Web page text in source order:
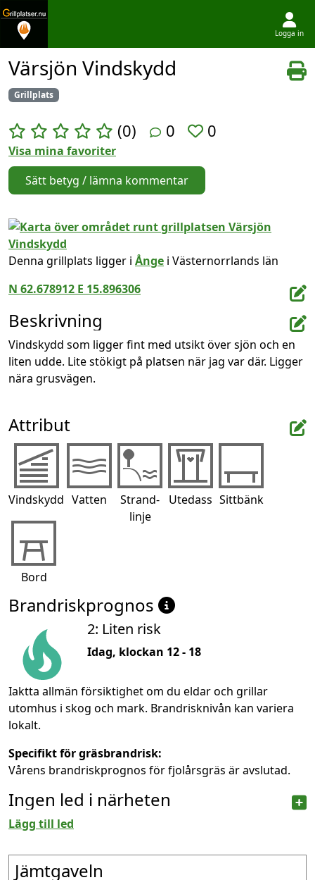
Logga in
Värsjön Vindskydd
Grillplats
(0) 0 0
Visa mina favoriter
Sätt betyg / lämna kommentar
Denna grillplats ligger i Ånge i Västernorrlands län
N 62.678912 E 15.896306
Beskrivning
Vindskydd som ligger fint med utsikt över sjön och en
liten udde. Lite stökigt på platsen när jag var där. Ligger
nära grusvägen.
Attribut
Vindskydd Vatten
Strand-
linje
Utedass Sittbänk
Bord
Brandriskprognos
2: Liten risk
Idag, klockan 12 - 18
Iaktta allmän försiktighet om du eldar och grillar
utomhus i skog och mark. Brandrisknivån kan variera
lokalt.
Specifikt för gräsbrandrisk:
Vårens brandriskprognos för fjolårsgräs är avslutad.
Ingen led i närheten
Lägg till led
Jämtgaveln